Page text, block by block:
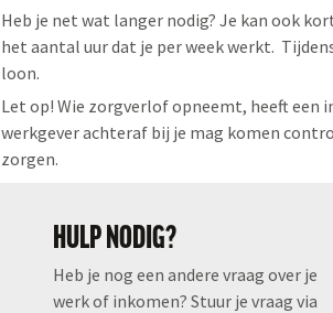
Heb je net wat langer nodig? Je kan ook
het aantal uur dat je per week werkt.
loon.
Let op! Wie zorgverlof opneemt, heeft
werkgever achteraf bij je mag komen
zorgen.
HULP NODIG?
Heb je nog een andere vraag over je
werk of inkomen? Stuur je vraag via